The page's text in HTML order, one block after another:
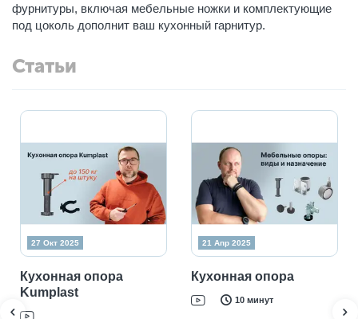
фурнитуры, включая мебельные ножки и комплектующие
под цоколь дополнит ваш кухонный гарнитур.
Статьи
27 Окт 2025
Кухонная опора
Kumplast
21 Апр 2025
Кухонная опора
10 минут